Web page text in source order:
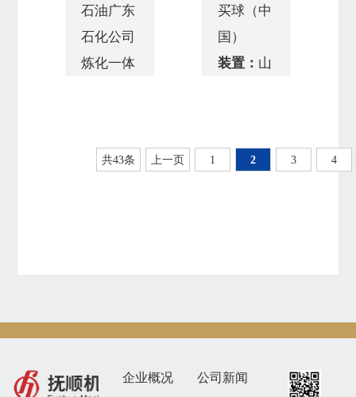
DEU1600-
16.65/15.75-
575.6-
程：
12Cr2Mo1Ⅳ+堆
石油广东
石化公司
炼化一体
氢处理装
Q345R堆
TP.309L+TP.308L/TP.309L+TP.316L
买球（中
国）
装置： 山
吨/年连
Φ2450/
Φ1000×58289
共43条 上一页 1 2 3 4
企业概况 公司新闻